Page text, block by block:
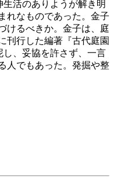
活のありようが解き明
れなものであった。金子
けるべきか。金子は、庭
刊行した編著『古代庭園
、妥協を許さず、一言
人でもあった。発掘や整